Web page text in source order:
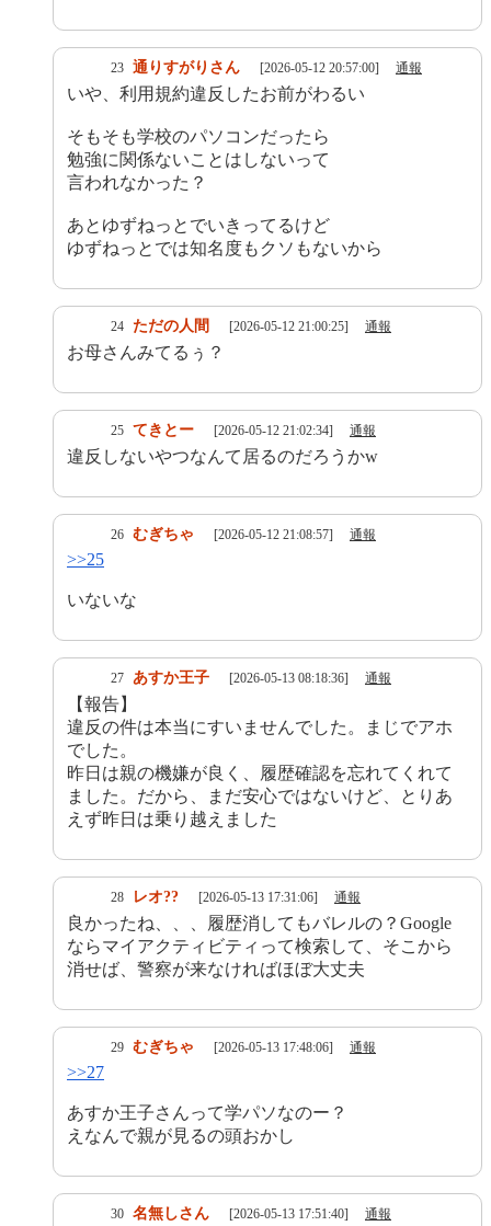
23 通りすがりさん [2026-05-12 20:57:00] 通報
いや、利用規約違反したお前がわるい
そもそも学校のパソコンだったら
勉強に関係ないことはしないって
言われなかった？
あとゆずねっとでいきってるけど
ゆずねっとでは知名度もクソもないから
24 ただの人間 [2026-05-12 21:00:25] 通報
お母さんみてるぅ？
25 てきとー [2026-05-12 21:02:34] 通報
違反しないやつなんて居るのだろうかw
26 むぎちゃ [2026-05-12 21:08:57] 通報
>>25
いないな
27 あすか王子 [2026-05-13 08:18:36] 通報
【報告】
違反の件は本当にすいませんでした。まじでアホ
でした。
昨日は親の機嫌が良く、履歴確認を忘れてくれて
ました。だから、まだ安心ではないけど、とりあ
えず昨日は乗り越えました
28 レオ?? [2026-05-13 17:31:06] 通報
良かったね、、、履歴消してもバレルの？Google
ならマイアクティビティって検索して、そこから
消せば、警察が来なければほぼ大丈夫
29 むぎちゃ [2026-05-13 17:48:06] 通報
>>27
あすか王子さんって学パソなのー？
えなんで親が見るの頭おかし
30 名無しさん [2026-05-13 17:51:40] 通報